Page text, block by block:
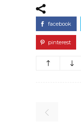
facebook
pinterest